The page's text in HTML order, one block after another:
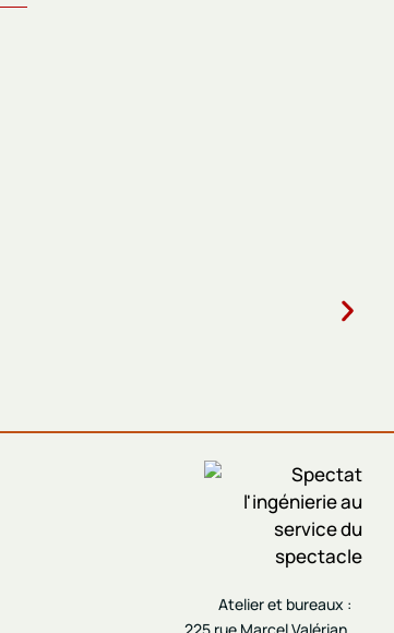
Atelier et bureaux :
225 rue Marcel Valérian,